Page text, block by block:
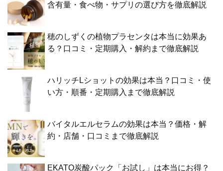
含有量・食べ物・サプリの選び方を徹底解説
穂のしずくの植物プラセンタは本当に効果あ
る？口コミ・定期購入・解約まで徹底解説
ハリッチLショットの効果は本当？口コミ・使
い方・順番・定期購入まで徹底解説
バイタルエルセラムの効果は本当？価格・解
約・店舗・口コミまで徹底解説
EKATO炭酸パック「お試し」は本当にお得？